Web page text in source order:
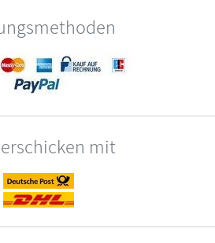
mit